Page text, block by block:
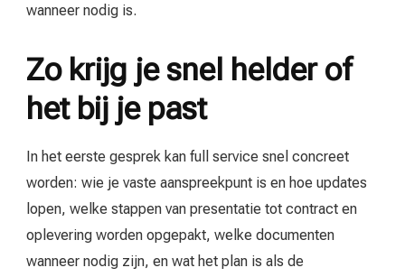
wanneer nodig is.
Zo krijg je snel helder of
het bij je past
In het eerste gesprek kan full service snel concreet
worden: wie je vaste aanspreekpunt is en hoe updates
lopen, welke stappen van presentatie tot contract en
oplevering worden opgepakt, welke documenten
wanneer nodig zijn, en wat het plan is als de